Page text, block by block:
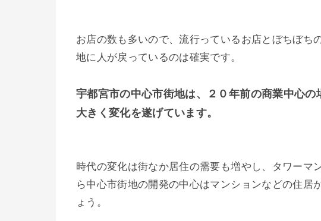
お店の数も多いので、流行っているお店とぼちぼち
地に人が戻っているのは確実です。
宇都宮市の中心市街地は、２０年前の商業中心
大きく変化を遂げています。
時代の変化は街なか居住の需要も増やし、タワーマ
ら中心市街地の開発の中心はマンションなどの住居
ょう。